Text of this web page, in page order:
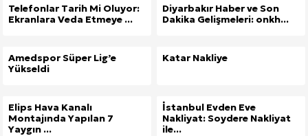
Telefonlar Tarih Mi Oluyor:
Ekranlara Veda Etmeye ...
Diyarbakır Haber ve Son
Dakika Gelişmeleri: onkh...
Amedspor Süper Lig’e
Yükseldi
Katar Nakliye
Elips Hava Kanalı
Montajında Yapılan 7
Yaygın ...
İstanbul Evden Eve
Nakliyat: Soydere Nakliyat
ile...